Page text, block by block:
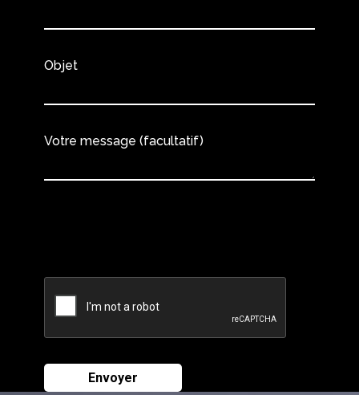
Objet
Votre message (facultatif)